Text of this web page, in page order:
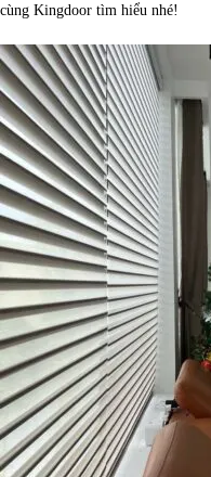
cùng Kingdoor tìm hiểu nhé!